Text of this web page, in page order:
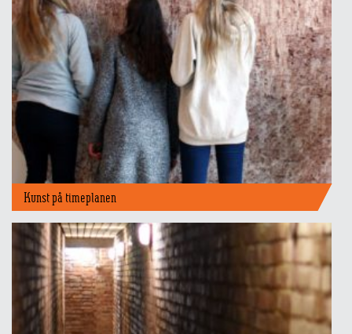
Kunst på timeplanen